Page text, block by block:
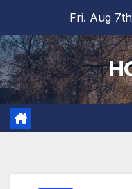
content
Fri. Aug